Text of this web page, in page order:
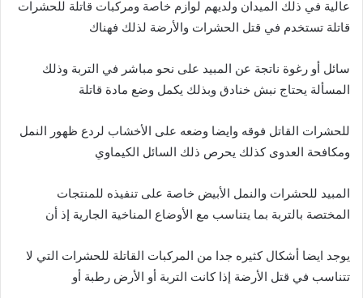
عالية في ذلك الميدان ولديهم لوازم خاصة ومركبات قاتلة للحشرات
قاتلة تستخدم في قتل الحشرات والأرضة لذلك فهناك
سائل أو رغوة ناتجة عن المبيد على نحو مباشر في التربة وذلك
المسألة يحتاج نبش خنادق وبذلك يكمل وضع مادة قاتلة
للحشرات القاتل فوقه وايضا وضعه على الأخشاب لردع ظهور النمل
ومكافحة العدوى كذلك يحرص ذلك السائل الكيماوي
المبيد للحشرات والنمل الأبيض خاصة على تنفيذه للمنتجات
المختصة بالتربة بما يتناسب مع الأوضاع المناخية الجارية إذ أن
يوجد ايضا أشكال كثيره جدا من المركبات القاتلة للحشرات التي لا
تتناسب في قتل الأرضة إذا كانت التربة أو الأرض رطبة أو